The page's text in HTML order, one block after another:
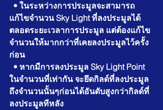
แก้ไขจำนวน Sky Light ที่ลงประมูลได้
ตลอดระยะเวลาการประมูล แต่ต้องแก้ไข
จำนวนให้มากกว่าที่เคยลงประมูลไว้ครั้ง
ก่อน
ในจำนวนที่เท่ากัน จะยึดกิลด์ที่ลงประมูล
ถึงจำนวนนั้นๆก่อนได้อันดับสูงกว่ากิลด์ที่
ลงประมูลทีหลัง